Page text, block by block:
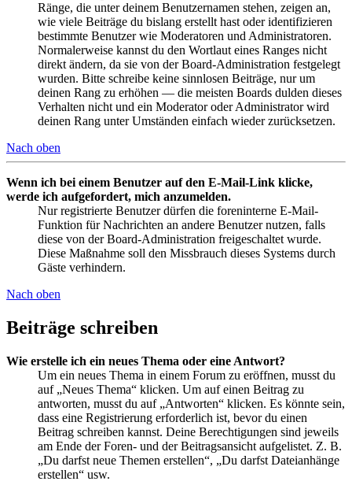
Ränge, die unter deinem Benutzernamen stehen, zeigen an,
wie viele Beiträge du bislang erstellt hast oder identifizieren
bestimmte Benutzer wie Moderatoren und Administratoren.
Normalerweise kannst du den Wortlaut eines Ranges nicht
direkt ändern, da sie von der Board-Administration festgelegt
wurden. Bitte schreibe keine sinnlosen Beiträge, nur um
deinen Rang zu erhöhen — die meisten Boards dulden dieses
Verhalten nicht und ein Moderator oder Administrator wird
deinen Rang unter Umständen einfach wieder zurücksetzen.
Nach oben
Wenn ich bei einem Benutzer auf den E-Mail-Link klicke,
werde ich aufgefordert, mich anzumelden.
Nur registrierte Benutzer dürfen die foreninterne E-Mail-
Funktion für Nachrichten an andere Benutzer nutzen, falls
diese von der Board-Administration freigeschaltet wurde.
Diese Maßnahme soll den Missbrauch dieses Systems durch
Gäste verhindern.
Nach oben
Beiträge schreiben
Wie erstelle ich ein neues Thema oder eine Antwort?
Um ein neues Thema in einem Forum zu eröffnen, musst du
auf „Neues Thema“ klicken. Um auf einen Beitrag zu
antworten, musst du auf „Antworten“ klicken. Es könnte sein,
dass eine Registrierung erforderlich ist, bevor du einen
Beitrag schreiben kannst. Deine Berechtigungen sind jeweils
am Ende der Foren- und der Beitragsansicht aufgelistet. Z. B.
„Du darfst neue Themen erstellen“, „Du darfst Dateianhänge
erstellen“ usw.